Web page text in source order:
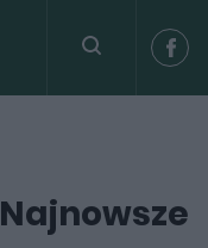
Najnowsze